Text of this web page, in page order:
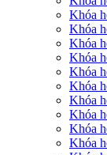
Khóa
Khóa
Khóa
Khóa
Khóa
Khóa
Khóa
Khóa
Khóa
Khóa